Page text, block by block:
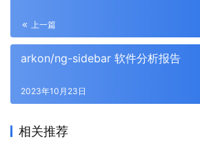
上一篇
arkon/ng-sidebar 软件分析报告
2023年10月23日
相关推荐